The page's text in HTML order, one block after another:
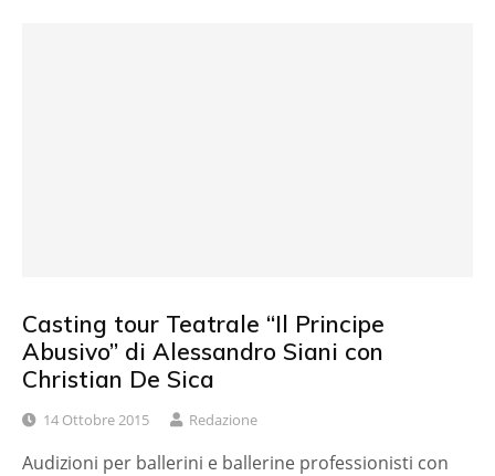
Casting tour Teatrale “Il Principe
Abusivo” di Alessandro Siani con
Christian De Sica
14 Ottobre 2015 Redazione
Audizioni per ballerini e ballerine professionisti con